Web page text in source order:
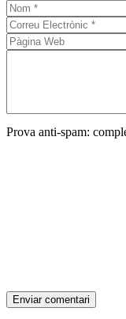
Prova anti-spam: